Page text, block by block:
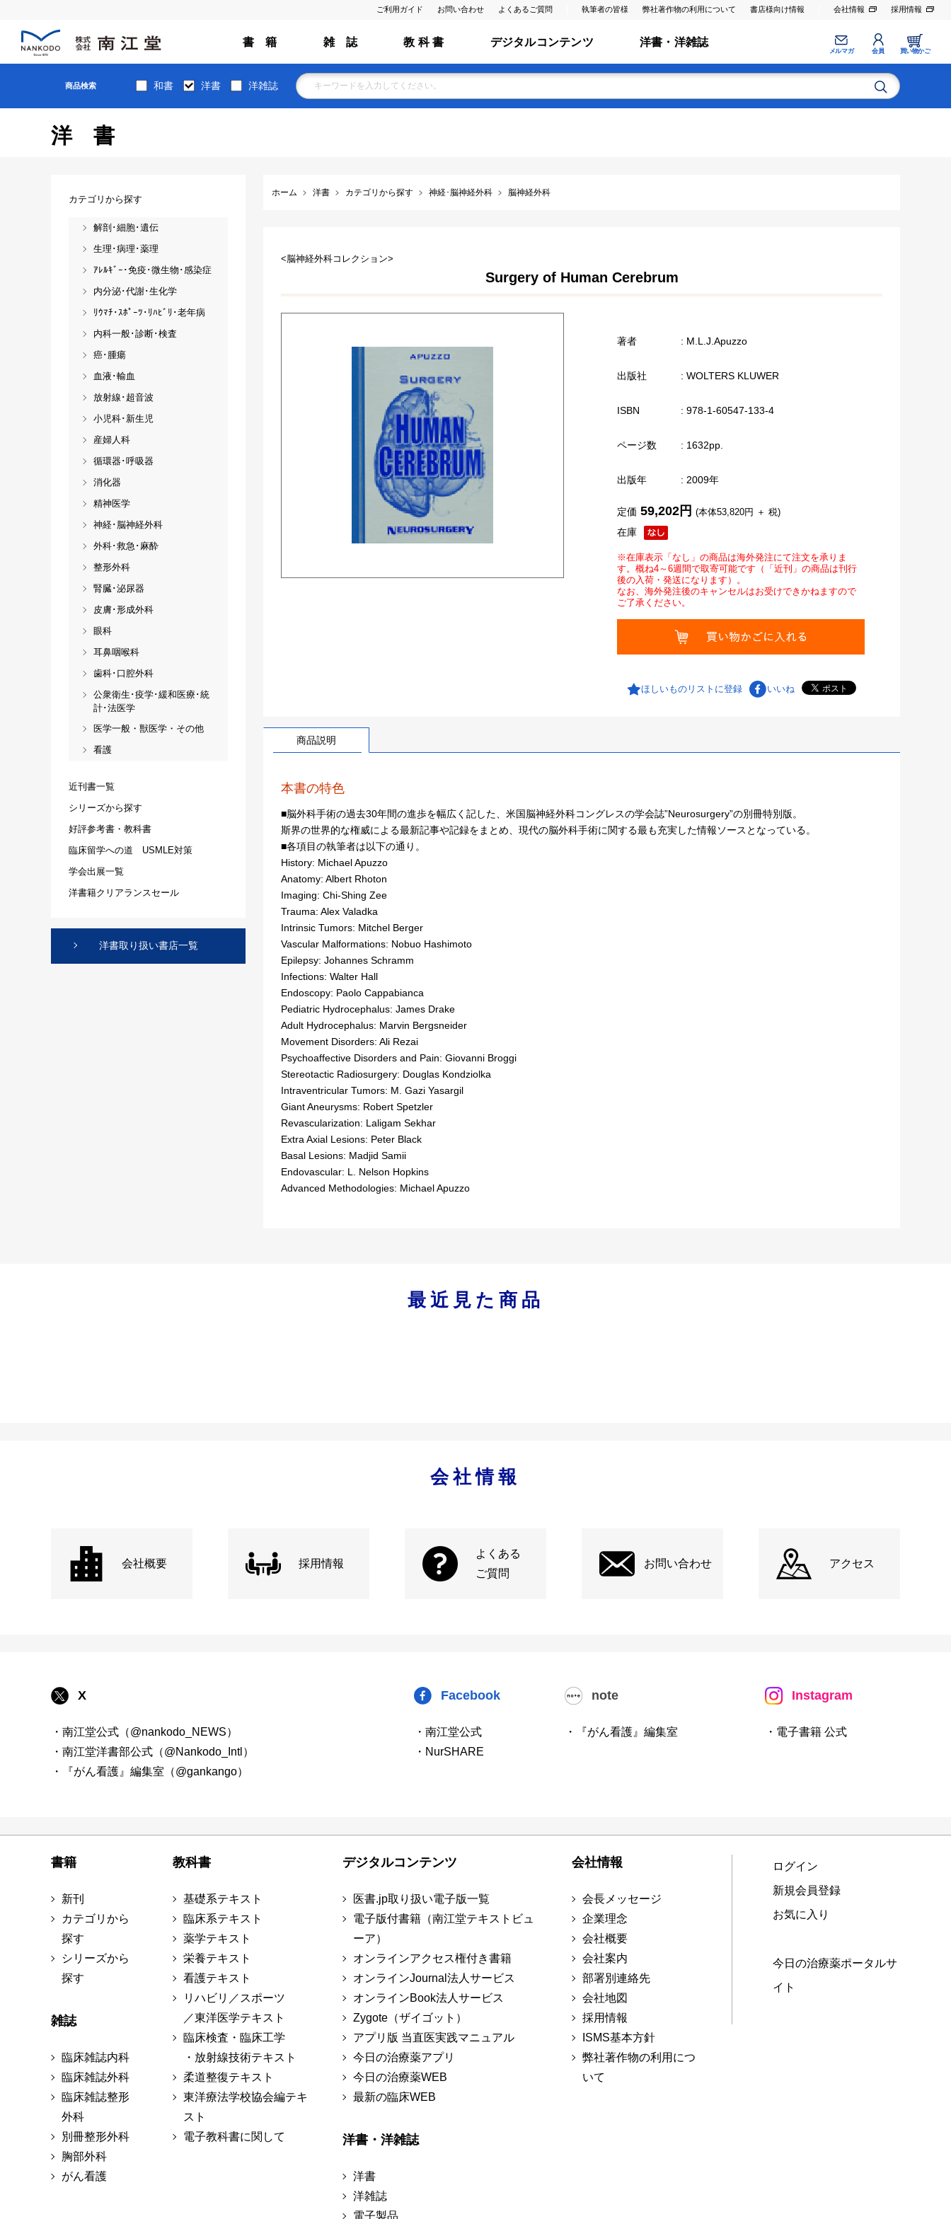
ご利用ガイド お問い合わせ よくあるご質問 執筆者の皆様 弊社著作物の利用について 書店様向け情報 会社情報 採用情報
書 籍 雑 誌 教 科 書 デジタルコンテンツ 洋書・洋雑誌
メルマガ 会員 買い物かご
商品検索 和書 洋書 洋雑誌
洋書
ホーム 洋書 カテゴリから探す 神経･脳神経外科 脳神経外科
<脳神経外科コレクション>
Surgery of Human Cerebrum
著者 : M.L.J.Apuzzo
出版社 : WOLTERS KLUWER
ISBN : 978-1-60547-133-4
ページ数 : 1632pp.
出版年 : 2009年
在庫
定価 59,202円 (本体53,820円 ＋ 税)
※在庫表示「なし」の商品は海外発注にて注文を承りま
す。概ね4～6週間で取寄可能です（「近刊」の商品は刊行
後の入荷・発送になります）。
なお、海外発注後のキャンセルはお受けできかねますので
ご了承ください。
ほしいものリストに登録 いいね
商品説明
本書の特色
■脳外科手術の過去30年間の進歩を幅広く記した、米国脳神経外科コングレスの学会誌”Neurosurgery”の別冊特別版。
斯界の世界的な権威による最新記事や記録をまとめ、現代の脳外科手術に関する最も充実した情報ソースとなっている。
■各項目の執筆者は以下の通り。
History: Michael Apuzzo
Anatomy: Albert Rhoton
Imaging: Chi-Shing Zee
Trauma: Alex Valadka
Intrinsic Tumors: Mitchel Berger
Vascular Malformations: Nobuo Hashimoto
Epilepsy: Johannes Schramm
Infections: Walter Hall
Endoscopy: Paolo Cappabianca
Pediatric Hydrocephalus: James Drake
Adult Hydrocephalus: Marvin Bergsneider
Movement Disorders: Ali Rezai
Psychoaffective Disorders and Pain: Giovanni Broggi
Stereotactic Radiosurgery: Douglas Kondziolka
Intraventricular Tumors: M. Gazi Yasargil
Giant Aneurysms: Robert Spetzler
Revascularization: Laligam Sekhar
Extra Axial Lesions: Peter Black
Basal Lesions: Madjid Samii
Endovascular: L. Nelson Hopkins
Advanced Methodologies: Michael Apuzzo
カテゴリから探す
解剖･細胞･遺伝
生理･病理･薬理
ｱﾚﾙｷﾞｰ･免疫･微生物･感染症
内分泌･代謝･生化学
ﾘｳﾏﾁ･ｽﾎﾟｰﾂ･ﾘﾊﾋﾞﾘ･老年病
内科一般･診断･検査
癌･腫瘍
血液･輸血
放射線･超音波
小児科･新生児
産婦人科
循環器･呼吸器
消化器
精神医学
神経･脳神経外科
外科･救急･麻酔
整形外科
腎臓･泌尿器
皮膚･形成外科
眼科
耳鼻咽喉科
歯科･口腔外科
公衆衛生･疫学･緩和医療･統
計･法医学
医学一般・獣医学・その他
看護
近刊書一覧
シリーズから探す
好評参考書・教科書
臨床留学への道 USMLE対策
学会出展一覧
洋書籍クリアランスセール
洋書取り扱い書店一覧
最近見た商品
会社情報
会社概要 採用情報
よくある
ご質問
お問い合わせ アクセス
X
・南江堂公式（@nankodo_NEWS）
・南江堂洋書部公式（@Nankodo_Intl）
・『がん看護』編集室（@gankango）
Facebook
・南江堂公式
・NurSHARE
note
・『がん看護』編集室
Instagram
・電子書籍 公式
書籍
新刊
カテゴリから
探す
シリーズから
探す
雑誌
臨床雑誌内科
臨床雑誌外科
臨床雑誌整形
外科
別冊整形外科
胸部外科
がん看護
教科書
基礎系テキスト
臨床系テキスト
薬学テキスト
栄養テキスト
看護テキスト
リハビリ／スポーツ
／東洋医学テキスト
臨床検査・臨床工学
・放射線技術テキスト
柔道整復テキスト
東洋療法学校協会編テキ
スト
電子教科書に関して
デジタルコンテンツ
医書.jp取り扱い電子版一覧
電子版付書籍（南江堂テキストビュ
ーア）
オンラインアクセス権付き書籍
オンラインJournal法人サービス
オンラインBook法人サービス
Zygote（ザイゴット）
アプリ版 当直医実践マニュアル
今日の治療薬アプリ
今日の治療薬WEB
最新の臨床WEB
洋書・洋雑誌
洋書
洋雑誌
電子製品
会社情報
会長メッセージ
企業理念
会社概要
会社案内
部署別連絡先
会社地図
採用情報
ISMS基本方針
弊社著作物の利用につ
いて
ログイン
新規会員登録
お気に入り
今日の治療薬ポータルサ
イト